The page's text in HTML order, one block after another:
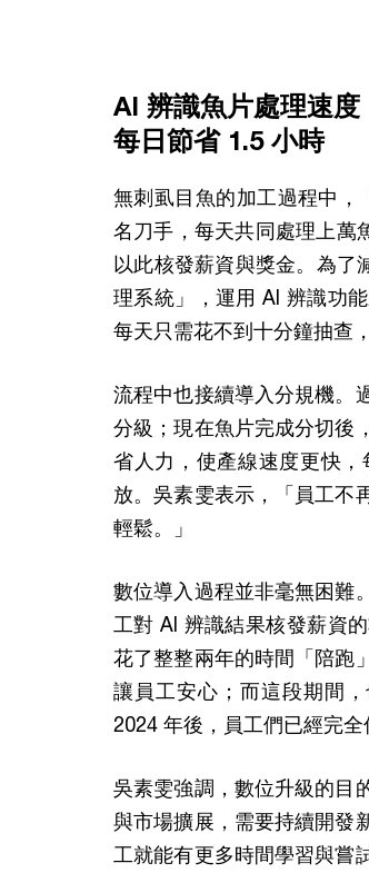
AI 辨識魚片處理速度
每日節省 1.5 小時
無刺虱目魚的加工過程中
名刀手，每天共同處理上萬
以此核發薪資與獎金。為了
理系統」，運用 AI 辨識功
每天只需花不到十分鐘抽查
流程中也接續導入分規機。
分級；現在魚片完成分切後
省人力，使產線速度更快
放。吳素雯表示，「員工不
輕鬆。」
數位導入過程並非毫無困難
工對 AI 辨識結果核發薪資
花了整整兩年的時間「陪跑
讓員工安心；而這段期間
2024 年後，員工們已經完
吳素雯強調，數位升級的目
與市場擴展，需要持續開發
工就能有更多時間學習與嘗